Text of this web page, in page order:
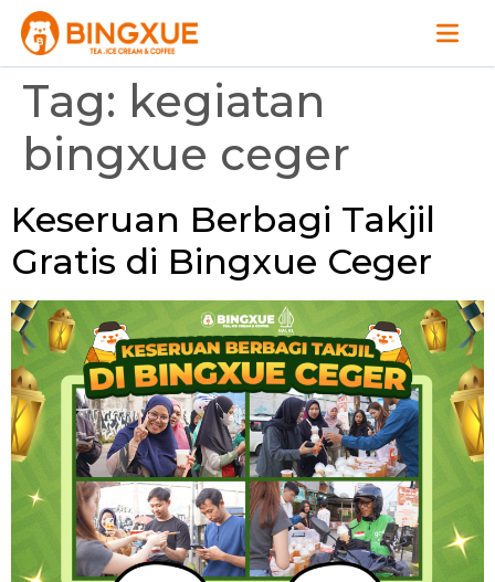
Tag: kegiatan
bingxue ceger
Keseruan Berbagi Takjil
Gratis di Bingxue Ceger